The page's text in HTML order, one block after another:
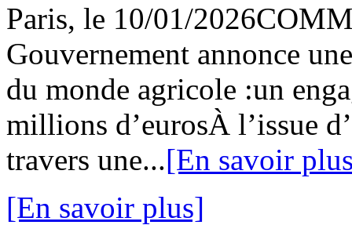
Paris, le 10/01/
Gouvernement annonce
du monde agricole :un
millions d’eurosÀ l’issue
travers une...[En savoir
[En savoir plus]